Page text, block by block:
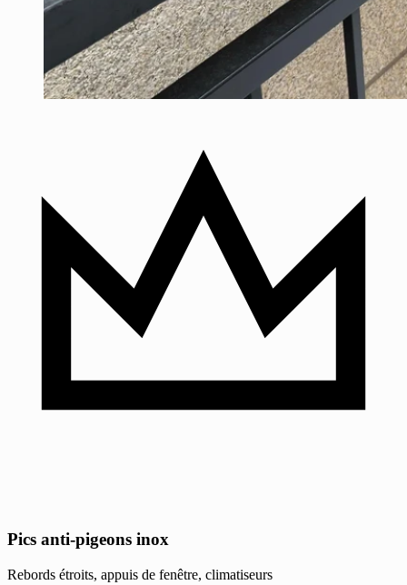
Pics anti-pigeons inox
Rebords étroits, appuis de fenêtre, climatiseurs